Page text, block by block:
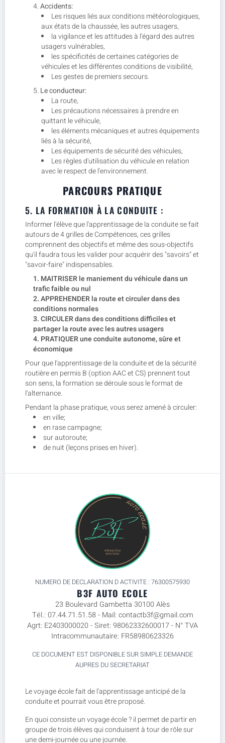
Accidents:
Les risques liés aux conditions météorologiques,
aux états de la chaussée, les autres usagers,
la vigilance et les attitudes à l'égard des autres
usagers vulnérables,
les spécificités de certaines catégories de
véhicules et les différentes conditions de visibilité,
Les gestes de premiers secours.
Le conducteur:
La route,
Les précautions nécessaires à prendre en
quittant le véhicule,
les éléments mécaniques et autres équipements
liés à la sécurité,
Les équipements de sécurité des véhicules,
Les règles d'utilisation du véhicule en relation
avec le respect de l'environnement.
PARCOURS PRATIQUE
5. LA FORMATION À LA CONDUITE :
Informer l'élève que l'apprentissage de la conduite se fait
autours de 4 grilles de Compétences, ces grilles
comprennent des objectifs et même des sous-objectifs
qu'il faudra tous les valider pour acquérir des "savoirs" et
"savoir-faire" indispensables.
MAITRISER le maniement du véhicule dans un
trafic faible ou nul
APPREHENDER la route et circuler dans des
conditions normales
CIRCULER dans des conditions difficiles et
partager la route avec les autres usagers
PRATIQUER une conduite autonome, sûre et
économique
Pour que l'apprentissage de la conduite et de la sécurité
routière en permis B (option AAC et CS) prennent tout
son sens, la formation se déroule sous le format de
l'alternance.
Pendant la phase pratique, vous serez amené à circuler:
en ville;
en rase campagne;
sur autoroute;
de nuit (leçons prises en hiver).
NUMERO DE DECLARATION D ACTIVITE : 76300575930
B3F AUTO ECOLE
23 Boulevard Gambetta 30100 Alès
Tél.: 07.44.71.51.58 - Mail: contactb3f@gmail.com
Agrt: E2403000020 - Siret: 98062332600017 - N° TVA
Intracommunautaire: FR58980623326
CE DOCUMENT EST DISPONIBLE SUR SIMPLE DEMANDE
AUPRES DU SECRETARIAT
Le voyage école fait de l'apprentissage anticipé de la
conduite et pourrait vous être proposé.
En quoi consiste un voyage école ? il permet de partir en
groupe de trois élèves qui conduisent à tour de rôle sur
une demi-journée ou une journée.